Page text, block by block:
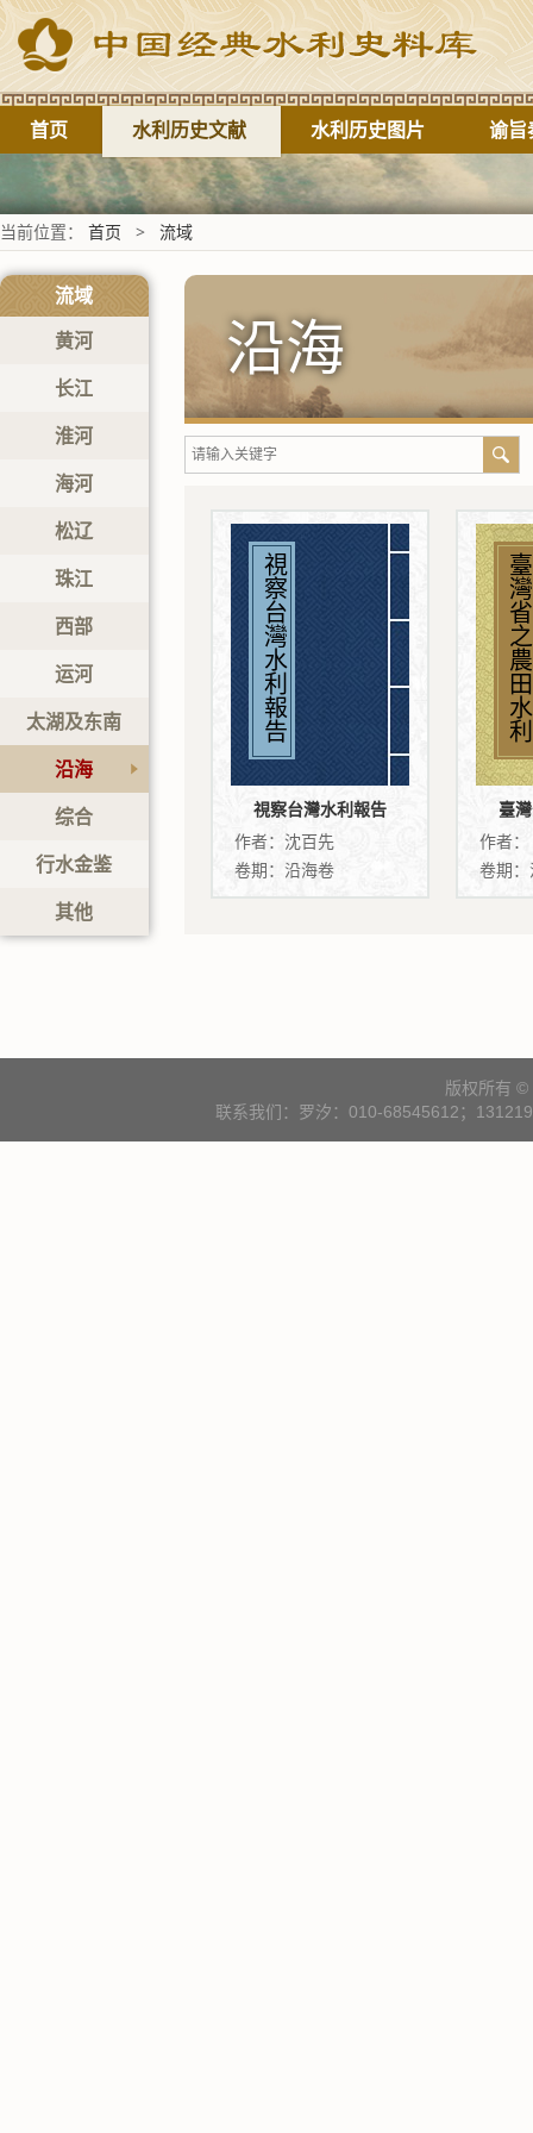
首页 水利历史文献 水利历史图片 谕旨
当前位置： 首页 > 流域
流域
黄河
长江
淮河
海河
松辽
珠江
西部
运河
太湖及东南
沿海
综合
行水金鉴
其他
沿海
視察台灣水利報告
視察台灣水利報告
作者：沈百先
卷期：沿海卷
臺灣省之農田水利
臺
卷期
版权所有
联系我们：罗汐：010-68545612；